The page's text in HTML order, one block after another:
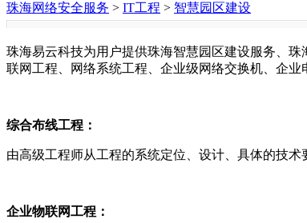
珠海网络安全服务 > IT工程 > 智慧园区建设
珠海易云科技为用户提供珠海智慧园区建设服务、
联网工程、网络系统工程、企业级网络交换机、企
综合布线工程：
由高级工程师从工程的系统定位、设计、具体的技
企业物联网工程：